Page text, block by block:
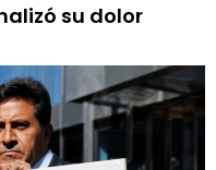
su dolor